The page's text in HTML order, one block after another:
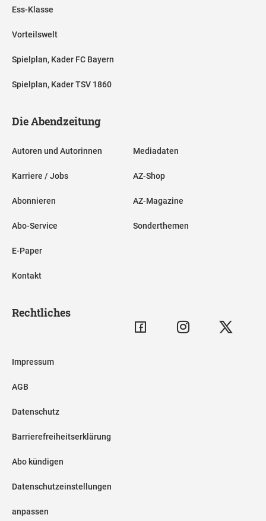
Ess-Klasse
Vorteilswelt
Spielplan, Kader FC Bayern
Spielplan, Kader TSV 1860
Die Abendzeitung
Autoren und Autorinnen
Karriere / Jobs
Abonnieren
Abo-Service
E-Paper
Kontakt
Mediadaten
AZ-Shop
AZ-Magazine
Sonderthemen
Rechtliches
Impressum
AGB
Datenschutz
Barrierefreiheitserklärung
Abo kündigen
Datenschutzeinstellungen
anpassen